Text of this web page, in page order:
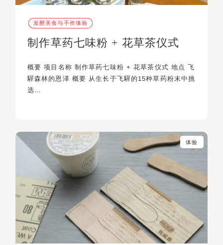
发酵美食与手作体验
制作草药七味粉 + 花草茶仪式
概要 项目名称 制作草药七味粉 + 花草茶仪式 地点 飞
驒森林的恩泽 概要 从生长于飞驒的15种草药粉末中挑
选…
体验